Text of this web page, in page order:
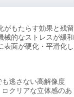
がもたらす効果と残留
械的なストレスが緩和
表面が硬化・平滑化し
逃さない高解像度
クリアな立体感のあ